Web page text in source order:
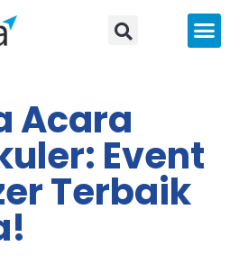
Acara
Event
Terbaik